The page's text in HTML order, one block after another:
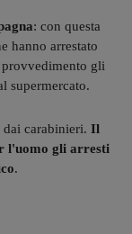
: con questa
hanno arrestato
gli
supermercato.
carabinieri. Il
l'uomo gli arresti
.